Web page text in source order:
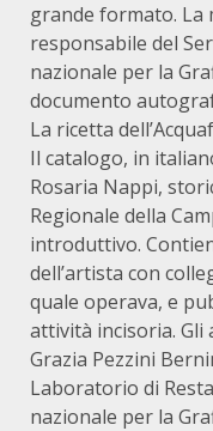
grande formato. La
responsabile del
nazionale per la
documento
La ricetta
Il catalogo, in
Rosaria Nappi,
Regionale della
introduttivo.
dell’artista con
quale operava, e
attività incisoria.
Grazia Pezzini
Laboratorio di
nazionale per la